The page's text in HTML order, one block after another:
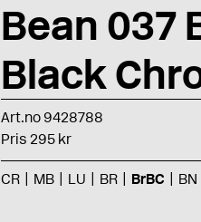
Bean 037
Black
Art.no 9428788
Pris 295 kr
CR MB LU BR BrBC BN